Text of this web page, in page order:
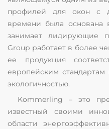
профилей для окон с
времени была
занимает лидирующие
Group работает в более
ее продукция
европейским стандартам
экологичностью.
Kommerling – это
известный своими
области